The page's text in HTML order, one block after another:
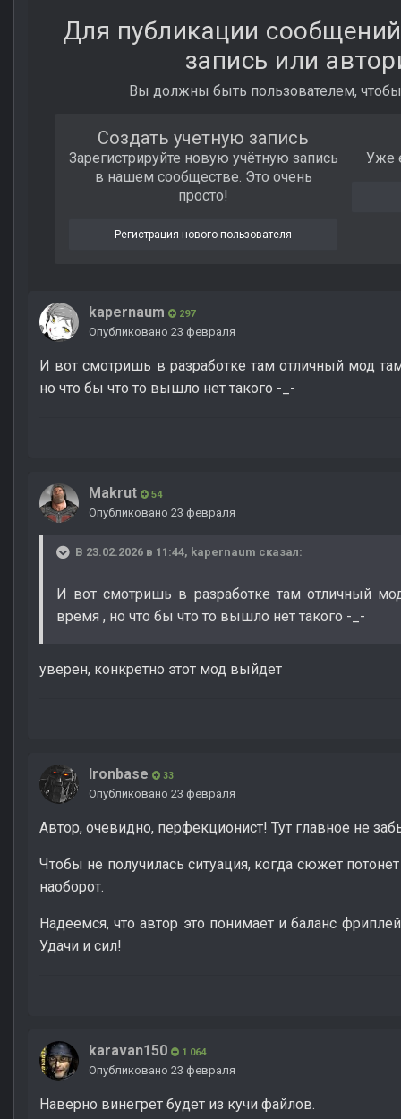
Для публикации
запись или
Вы должны быть пользователем,
Создать учетную запись
Зарегистрируйте новую учётную запись
в нашем сообществе. Это очень
просто!
Регистрация нового пользователя
Уже
kapernaum 297
Опубликовано 23 февраля
И вот смотришь в разработке там отличный мод
но что бы что то вышло нет такого -_-
Makrut 54
Опубликовано 23 февраля
В 23.02.2026 в 11:44, kapernaum сказал:
И вот смотришь в разработке там отличный
время , но что бы что то вышло нет такого -_-
уверен, конкретно этот мод выйдет
Ironbase 33
Опубликовано 23 февраля
Автор, очевидно, перфекционист! Тут главное не
Чтобы не получилась ситуация, когда сюжет
наоборот.
Надеемся, что автор это понимает и баланс
Удачи и сил!
karavan150 1 064
Опубликовано 23 февраля
Наверно винегрет будет из кучи файлов.